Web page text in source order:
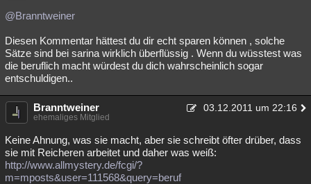
@Branntweiner
Diesen Kommentar hättest du dir echt sparen können , solche
Sätze sind bei sarina wirklich überflüssig . Wenn du wüsstest was
die beruflich macht würdest du dich wahrscheinlich sogar
entschuldigen..
Branntweiner 03.12.2011 um 22:16
ehemaliges Mitglied
Keine Ahnung, was sie macht, aber sie schreibt öfter drüber, dass
sie mit Reicheren arbeitet und daher was weiß:
http://www.allmystery.de/fcgi/?
m=mposts&user=111568&query=beruf